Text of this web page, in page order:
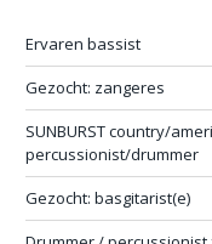
Ervaren bassist
Gezocht: zangeres
SUNBURST country/
percussionist/drummer
Gezocht: basgitarist(e)